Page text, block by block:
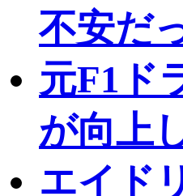
不安だ
元F1ド
が向上
エイド